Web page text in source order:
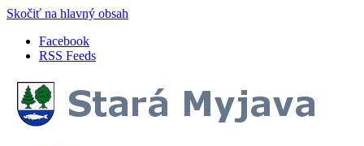
Skočiť na hlavný obsah
Facebook
RSS Feeds